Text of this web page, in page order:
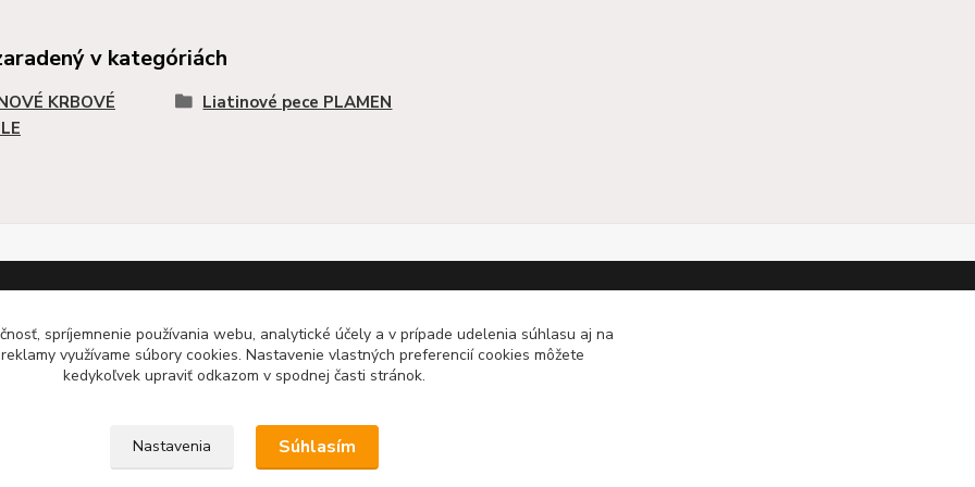
v kategóriách
KRBOVÉ
Liatinové pece PLAMEN
a rady
Odporúčáme - tipy na
výrobky
Haas+Sohn - kachle a krby
spríjemnenie používania webu, analytické účely a v prípade udelenia súhlasu aj na
využívame súbory cookies. Nastavenie vlastných preferencií cookies môžete
kedykoľvek upraviť odkazom v spodnej časti stránok.
Nastavenia Súhlasím